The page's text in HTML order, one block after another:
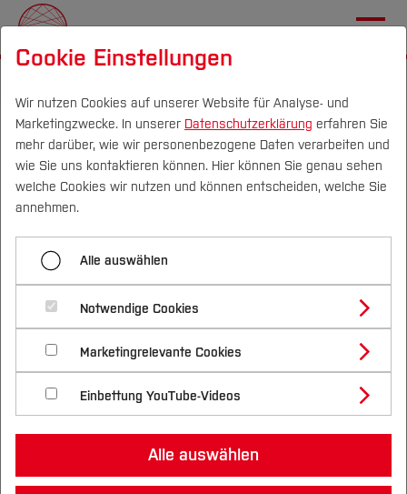
Über
Transferprojekte
Nachhaltigkeitsallianz
MachBar
MachMobil
Transfer Hub
Menü aufklappen
Die BO MachBar
Geräte, Tools, Werkzeuge
Öffnungszeiten
Buchung
Workshops
Team
Workshops in der BO
MachBar
Cookie Einstellungen
Wir nutzen Cookies auf unserer Website für Analyse- und
Marketingzwecke. In unserer Datenschutzerklärung erfahren Sie
mehr darüber, wie wir personenbezogene Daten verarbeiten und
wie Sie uns kontaktieren können. Hier können Sie genau sehen
welche Cookies wir nutzen und können entscheiden, welche Sie
annehmen.
Alle auswählen
Notwendige Cookies
Marketingrelevante Cookies
Einbettung YouTube-Videos
Alle auswählen